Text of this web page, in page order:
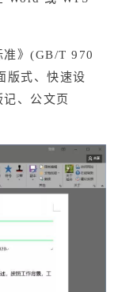
准》(GB/T 970
版式、快速设
、公文页